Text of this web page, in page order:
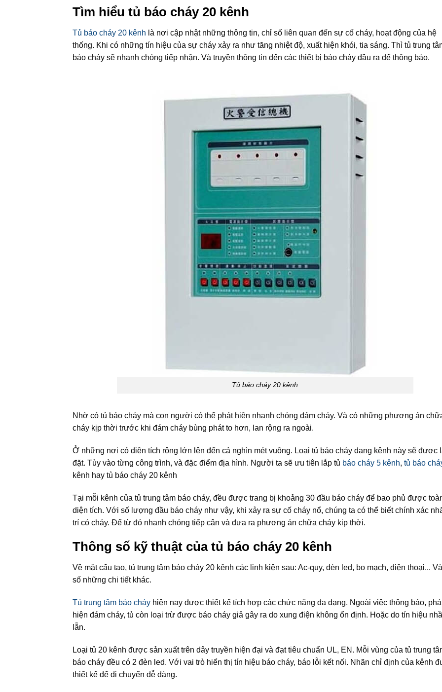
Tìm hiểu tủ báo cháy 20 kênh
Tủ báo cháy 20 kênh là nơi cập nhật những thông tin, chỉ số liên quan đến sự cố cháy, hoạt động của hệ
thống. Khi có những tín hiệu của sự cháy xảy ra như tăng nhiệt độ, xuất hiện khói, tia sáng. Thì tủ trung
báo cháy sẽ nhanh chóng tiếp nhận. Và truyền thông tin đến các thiết bị báo cháy đầu ra để thông báo.
Tủ báo cháy 20 kênh
Nhờ có tủ báo cháy mà con người có thể phát hiện nhanh chóng đám cháy. Và có những phương án
cháy kịp thời trước khi đám cháy bùng phát to hơn, lan rộng ra ngoài.
Ở những nơi có diện tích rộng lớn lên đến cả nghìn mét vuông. Loại tủ báo cháy dạng kênh này sẽ được
đặt. Tùy vào từng công trình, và đặc điểm địa hình. Người ta sẽ ưu tiên lắp tủ báo cháy 5 kênh, tủ báo
kênh hay tủ báo cháy 20 kênh
Tại mỗi kênh của tủ trung tâm báo cháy, đều được trang bị khoảng 30 đầu báo cháy để bao phủ được
diện tích. Với số lượng đầu báo cháy như vậy, khi xảy ra sự cố cháy nổ, chúng ta có thể biết chính xác
trí có cháy. Để từ đó nhanh chóng tiếp cận và đưa ra phương án chữa cháy kịp thời.
Thông số kỹ thuật của tủ báo cháy 20 kênh
Về mặt cấu tao, tủ trung tâm báo cháy 20 kênh các linh kiện sau: Ac-quy, đèn led, bo mạch, điện thoại...
số những chi tiết khác.
Tủ trung tâm báo cháy hiện nay được thiết kế tích hợp các chức năng đa dạng. Ngoài việc thông báo,
hiện đám cháy, tủ còn loại trừ được báo cháy giả gây ra do xung điện không ổn định. Hoặc do tín hiệu
lẫn.
Loại tủ 20 kênh được sản xuất trên dây truyền hiện đại và đạt tiêu chuẩn UL, EN. Mỗi vùng của tủ trung
báo cháy đều có 2 đèn led. Với vai trò hiển thị tín hiệu báo cháy, báo lỗi kết nối. Nhãn chỉ định của kênh
thiết kế để di chuyển dễ dàng.